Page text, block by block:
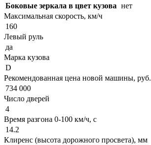
Боковые зеркала в цвет кузова нет
Максимальная скорость, км/ч
160
Левый руль
да
Марка кузова
D
Рекомендованная цена новой машины, руб.
734 000
Число дверей
4
Время разгона 0-100 км/ч, с
14.2
Клиренс (высота дорожного просвета), мм